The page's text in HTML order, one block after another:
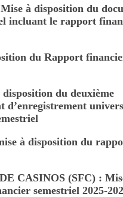
à disposition du
incluant le rapport
du Rapport
du deuxième
d’enregistrement
à disposition du
CASINOS (SFC) :
semestriel 2025-